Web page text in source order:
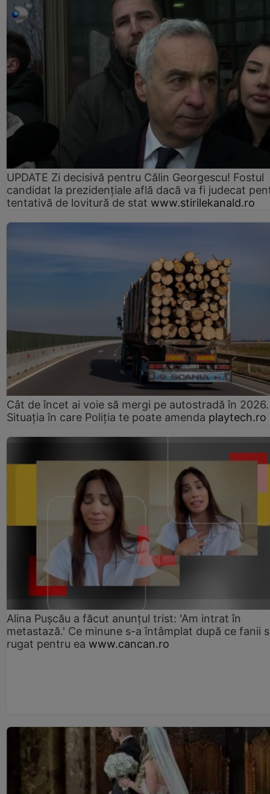
UPDATE Zi decisivă pentru Călin Georgescu! Fostul
candidat la prezidențiale află dacă va fi judecat
tentativă de lovitură de stat www.stirilekanald.ro
Cât de încet ai voie să mergi pe autostradă în 2026.
Situația în care Poliția te poate amenda playtech.ro
Alina Pușcău a făcut anunțul trist: 'Am intrat în
metastază.' Ce minune s-a întâmplat după ce fanii
rugat pentru ea www.cancan.ro